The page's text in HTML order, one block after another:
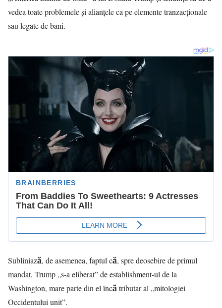
vedea toate problemele și alianțele ca pe elemente tranzacționale
sau legate de bani.
Subliniază, de asemenea, faptul că, spre deosebire de primul
mandat, Trump „s-a eliberat” de establishment-ul de la
Washington, mare parte din el încă tributar al „mitologiei
Occidentului unit”.